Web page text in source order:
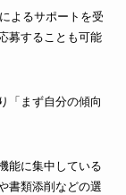
よるサポートを受
募することも可能
「まず自分の傾向
能に集中している
書類添削などの選